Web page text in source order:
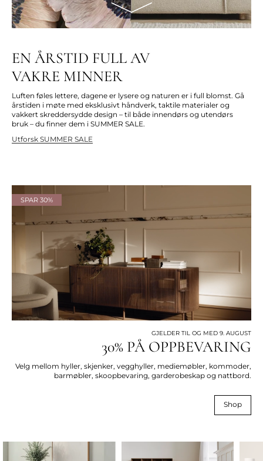
EN ÅRSTID FULL AV
VAKRE MINNER
Luften føles lettere, dagene er lysere og naturen er i full blomst. Gå
årstiden i møte med eksklusivt håndverk, taktile materialer og
vakkert skreddersydde design – til både innendørs og utendørs
bruk – du finner dem i SUMMER SALE.
Utforsk SUMMER SALE
SPAR 30%
GJELDER TIL OG MED 9. AUGUST
30% PÅ OPPBEVARING
Velg mellom hyller, skjenker, vegghyller, mediemøbler, kommoder,
barmøbler, skoopbevaring, garderobeskap og nattbord.
Shop